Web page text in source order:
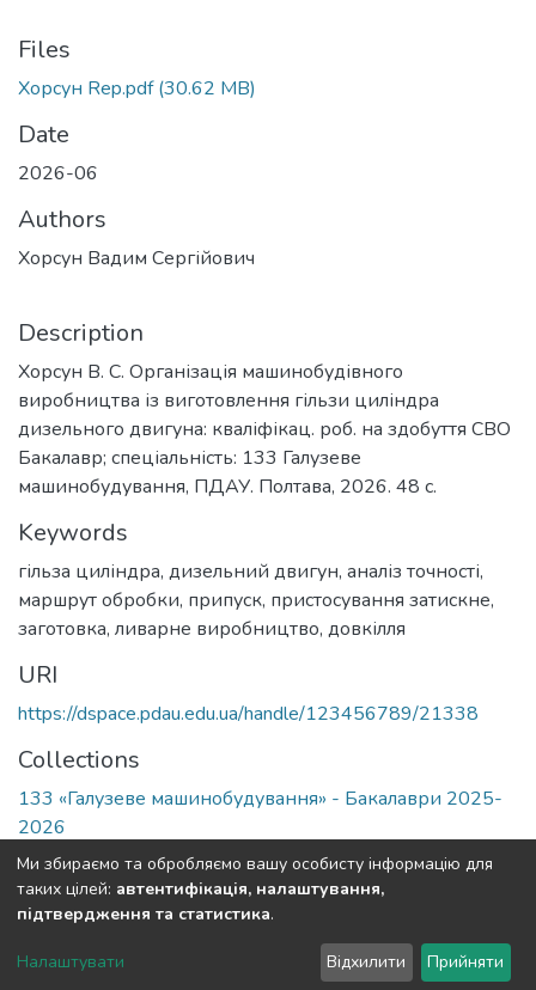
Files
Хорсун Rep.pdf(30.62 MB)
Date
2026-06
Authors
Хорсун Вадим Сергійович
Description
Хорсун В. С. Організація машинобудівного
виробництва із виготовлення гільзи циліндра
дизельного двигуна: кваліфікац. роб. на здобуття СВО
Бакалавр; спеціальність: 133 Галузеве
машинобудування, ПДАУ. Полтава, 2026. 48 с.
Keywords
гільза циліндра, дизельний двигун, аналіз точності,
маршрут обробки, припуск, пристосування затискне,
заготовка, ливарне виробництво, довкілля
URI
https://dspace.pdau.edu.ua/handle/123456789/21338
Collections
133 «Галузеве машинобудування» - Бакалаври 2025-
2026
Full item page
DSpace software copyright © 2002-2026 LYRASIS
Send Feedback
Ми збираємо та обробляємо вашу особисту інформацію для
таких цілей: автентифікація, налаштування,
підтвердження та статистика.
Налаштувати Відхилити Прийняти